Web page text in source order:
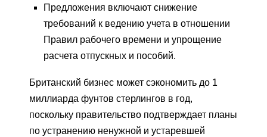
Предложения включают снижение
требований к ведению учета в отношении
Правил рабочего времени и упрощение
расчета отпускных и пособий.
Британский бизнес может сэкономить до 1
миллиарда фунтов стерлингов в год,
поскольку правительство подтверждает планы
по устранению ненужной и устаревшей